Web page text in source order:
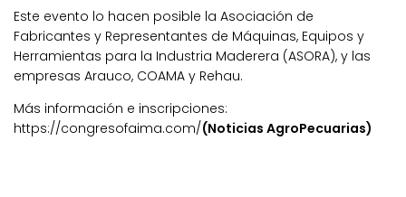
Este evento lo hacen posible la Asociación de
Fabricantes y Representantes de Máquinas, Equipos y
Herramientas para la Industria Maderera (ASORA), y las
empresas Arauco, COAMA y Rehau.
Más información e inscripciones:
https://congresofaima.com/(Noticias AgroPecuarias)